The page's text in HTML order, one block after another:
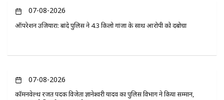
07-08-2026
ऑपरेशन उजियारा: बांदे पुलिस ने 4.3 किलो गांजा के साथ आरोपी को दबोचा
07-08-2026
कॉमनवेल्थ रजत पदक विजेता ज्ञानेश्वरी यादव का पुलिस विभाग ने किया सम्मान,